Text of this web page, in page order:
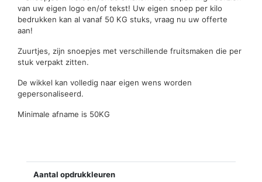
van uw eigen logo en/of tekst! Uw eigen snoep per kilo
bedrukken kan al vanaf 50 KG stuks, vraag nu uw offerte
aan!
Zuurtjes, zijn snoepjes met verschillende fruitsmaken die per
stuk verpakt zitten.
De wikkel kan volledig naar eigen wens worden
gepersonaliseerd.
Minimale afname is 50KG
Aantal opdrukkleuren